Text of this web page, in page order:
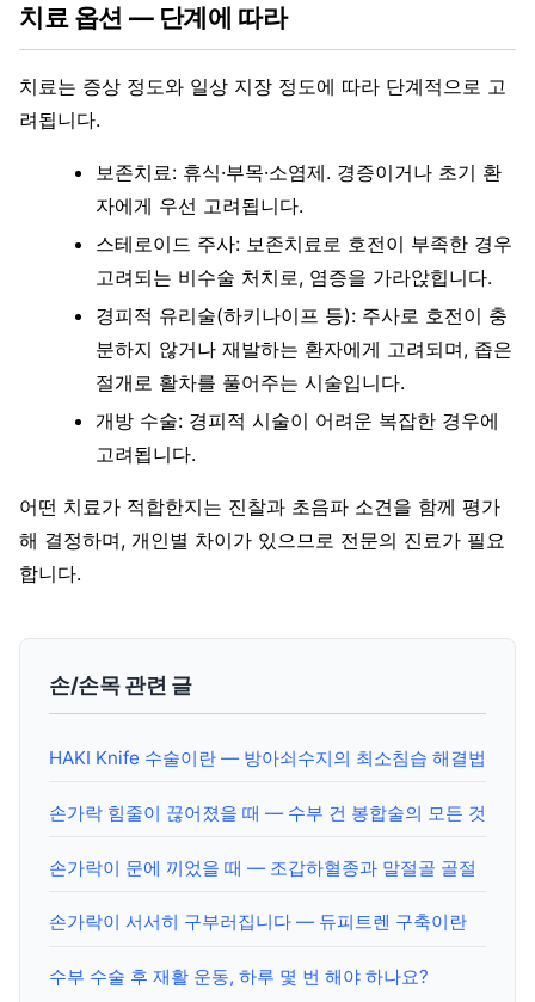
치료 옵션 — 단계에 따라
치료는 증상 정도와 일상 지장 정도에 따라 단계적으로 고
려됩니다.
보존치료: 휴식·부목·소염제. 경증이거나 초기 환
자에게 우선 고려됩니다.
스테로이드 주사: 보존치료로 호전이 부족한 경우
고려되는 비수술 처치로, 염증을 가라앉힙니다.
경피적 유리술(하키나이프 등): 주사로 호전이 충
분하지 않거나 재발하는 환자에게 고려되며, 좁은
절개로 활차를 풀어주는 시술입니다.
개방 수술: 경피적 시술이 어려운 복잡한 경우에
고려됩니다.
어떤 치료가 적합한지는 진찰과 초음파 소견을 함께 평가
해 결정하며, 개인별 차이가 있으므로 전문의 진료가 필요
합니다.
손/손목 관련 글
HAKI Knife 수술이란 — 방아쇠수지의 최소침습 해결법
손가락 힘줄이 끊어졌을 때 — 수부 건 봉합술의 모든 것
손가락이 문에 끼었을 때 — 조갑하혈종과 말절골 골절
손가락이 서서히 구부러집니다 — 듀피트렌 구축이란
수부 수술 후 재활 운동, 하루 몇 번 해야 하나요?